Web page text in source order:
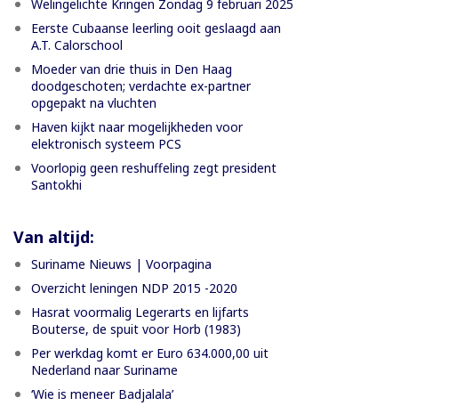
Welingelichte Kringen Zondag 9 februari 2025
Eerste Cubaanse leerling ooit geslaagd aan
A.T. Calorschool
Moeder van drie thuis in Den Haag
doodgeschoten; verdachte ex-partner
opgepakt na vluchten
Haven kijkt naar mogelijkheden voor
elektronisch systeem PCS
Voorlopig geen reshuffeling zegt president
Santokhi
Van altijd:
Suriname Nieuws | Voorpagina
Overzicht leningen NDP 2015 -2020
Hasrat voormalig Legerarts en lijfarts
Bouterse, de spuit voor Horb (1983)
Per werkdag komt er Euro 634.000,00 uit
Nederland naar Suriname
‘Wie is meneer Badjalala’